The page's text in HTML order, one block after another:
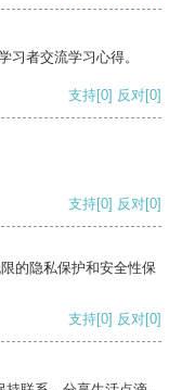
习者交流学习心得。
支持[0] 反对[0]
支持[0] 反对[0]
的隐私保护和安全性保
支持[0] 反对[0]